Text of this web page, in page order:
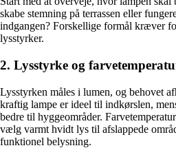
skabe stemning på terrassen eller
indgangen? Forskellige formål kræver
lysstyrker.
2. Lysstyrke og
Lysstyrken måles i lumen, og behovet
kraftig lampe er ideel til indkørslen,
bedre til hyggeområder.
vælg varmt hvidt lys til afslappede
funktionel belysning.